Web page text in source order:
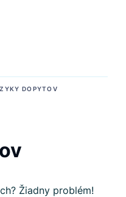
DOPYTOV
Žiadny problém!